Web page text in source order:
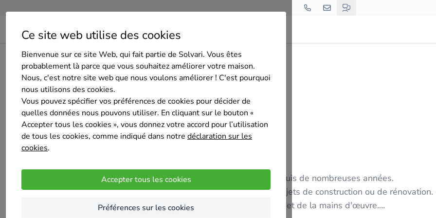
Ce site web utilise des cookies
Bienvenue sur ce site Web, qui fait partie de Solvari. Vous êtes
probablement là parce que vous souhaitez améliorer votre maison.
Nous, c'est notre site web que nous voulons améliorer ! C'est pourquoi
nous utilisons des cookies.
Vous pouvez spécifier vos préférences de cookies pour décider de
quelles données nous pouvons utiliser. En cliquant sur le bouton «
Accepter tous les cookies », vous donnez votre accord pour l’utilisation
de tous les cookies, comme indiqué dans notre déclaration sur les
cookies.
Accepter tous les cookies
Préférences sur les cookies
Home Isolation du sol Luxembourg Nassogne Nisolle Construction
Nisolle Construction
Pas encore d'évaluation
Nisolle Construction est une entreprise familial qui évolue depuis de nombreuses années.
Notre entreprise est sérieuse et engagées dans vos futurs projets de construction ou de rénovation.
Nos points fort sont la régularité, la qualité des marchandises et de la mains d'œuvre.